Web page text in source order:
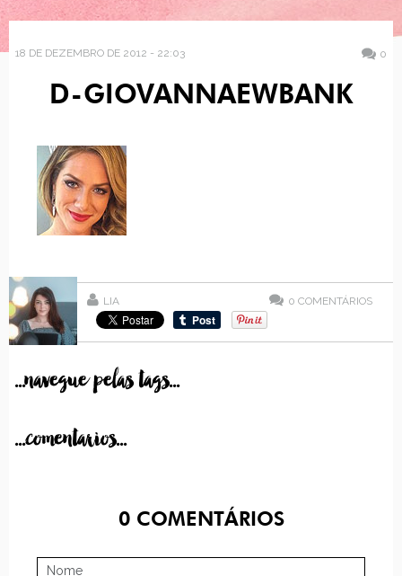
18 DE DEZEMBRO DE 2012 - 22:03 0
D-GIOVANNAEWBANK
LIA 0 COMENTÁRIOS
...navegue pelas tags...
...comentarios...
0COMENTÁRIOS